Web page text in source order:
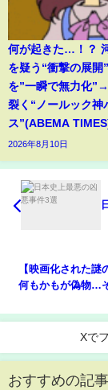
何が起きた…！？
を疑う“衝撃の展
を”一瞬で無力化
裂く“ノールック神
ス”(ABEMA
2026年8月10日
【映画化された
何もかもが偽物…
Xで
おすすめの記事